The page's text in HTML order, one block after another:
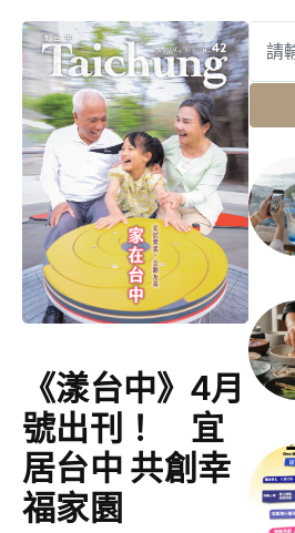
《漾台中》4月
號出刊！ 宜
居台中 共創幸
福家園